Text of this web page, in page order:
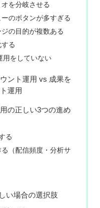
を分岐させる
のボタンが多すぎる
の目的が複数ある
る
をしていない
ント運用 vs 成果を
運用
の正しい3つの進め
る
（配信頻度・分析サ
い場合の選択肢